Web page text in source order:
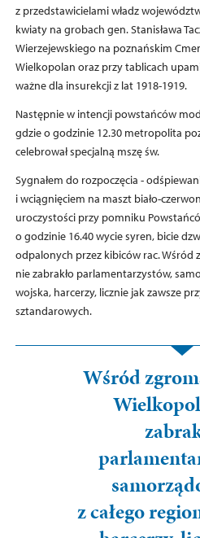
z przedstawicielami władz
kwiaty na grobach gen. Stanisława
Wierzejewskiego na poznańskim
Wielkopolan oraz przy tablicach
ważne dla insurekcji z lat 1918-1919.
Następnie w intencji powstańców
gdzie o godzinie 12.30 metropolita
celebrował specjalną mszę św.
Sygnałem do rozpoczęcia -
i wciągnięciem na maszt biało-
uroczystości przy pomniku
o godzinie 16.40 wycie syren, bicie
odpalonych przez kibiców rac. Wśród
nie zabrakło parlamentarzystów,
wojska, harcerzy, licznie jak zawsze
sztandarowych.
Wśród
z całego